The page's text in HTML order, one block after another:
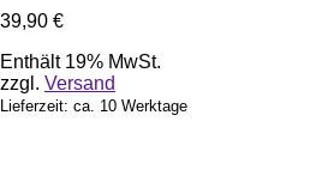
39,90 €
Enthält 19% MwSt.
zzgl. Versand
Lieferzeit: ca. 10 Werktage